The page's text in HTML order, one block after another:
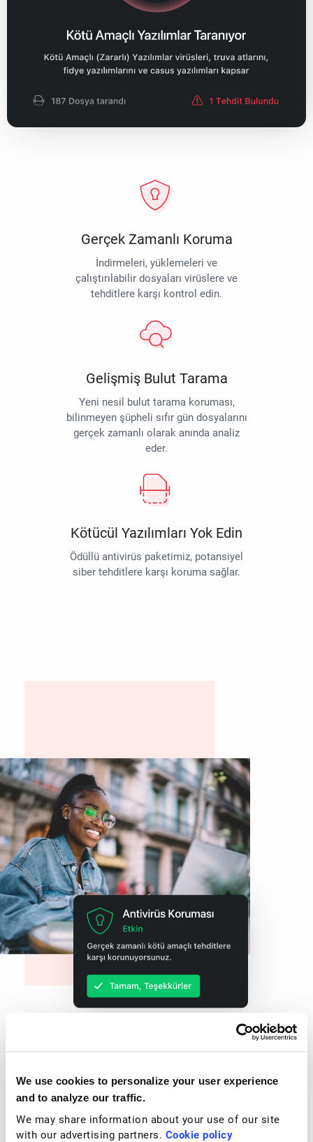
We use cookies to personalize your user experience
and to analyze our traffic.
We may share information about your use of our site
with our advertising partners. Cookie policy
Gerçek Zamanlı Koruma
İndirmeleri, yüklemeleri ve
çalıştırılabilir dosyaları virüslere ve
tehditlere karşı kontrol edin.
Gelişmiş Bulut Tarama
Yeni nesil bulut tarama koruması,
bilinmeyen şüpheli sıfır gün dosyalarını
gerçek zamanlı olarak anında analiz
eder.
Kötücül Yazılımları Yok Edin
Ödüllü antivirüs paketimiz, potansiyel
siber tehditlere karşı koruma sağlar.
Mac’inizdeki tehditleri yok edin
Akıllı Tarama Planlayın
Taramalarınızın saat gibi çalışmasını sağlayın ve sisteminizin
daima güvende ve koruma altında kaldığından emin olun.